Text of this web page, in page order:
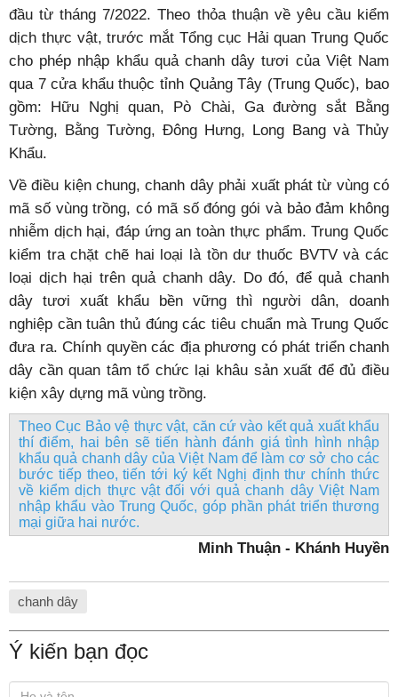
đầu từ tháng 7/2022. Theo thỏa thuận về yêu cầu kiểm
dịch thực vật, trước mắt Tổng cục Hải quan Trung Quốc
cho phép nhập khẩu quả chanh dây tươi của Việt Nam
qua 7 cửa khẩu thuộc tỉnh Quảng Tây (Trung Quốc), bao
gồm: Hữu Nghị quan, Pò Chài, Ga đường sắt Bằng
Tường, Bằng Tường, Đông Hưng, Long Bang và Thủy
Khẩu.
Về điều kiện chung, chanh dây phải xuất phát từ vùng có
mã số vùng trồng, có mã số đóng gói và bảo đảm không
nhiễm dịch hại, đáp ứng an toàn thực phẩm. Trung Quốc
kiểm tra chặt chẽ hai loại là tồn dư thuốc BVTV và các
loại dịch hại trên quả chanh dây. Do đó, để quả chanh
dây tươi xuất khẩu bền vững thì người dân, doanh
nghiệp cần tuân thủ đúng các tiêu chuẩn mà Trung Quốc
đưa ra. Chính quyền các địa phương có phát triển chanh
dây cần quan tâm tổ chức lại khâu sản xuất để đủ điều
kiện xây dựng mã vùng trồng.
Theo Cục Bảo vệ thực vật, căn cứ vào kết quả xuất khẩu
thí điểm, hai bên sẽ tiến hành đánh giá tình hình nhập
khẩu quả chanh dây của Việt Nam để làm cơ sở cho các
bước tiếp theo, tiến tới ký kết Nghị định thư chính thức
về kiểm dịch thực vật đối với quả chanh dây Việt Nam
nhập khẩu vào Trung Quốc, góp phần phát triển thương
mại giữa hai nước.
Minh Thuận - Khánh Huyền
chanh dây
Ý kiến bạn đọc